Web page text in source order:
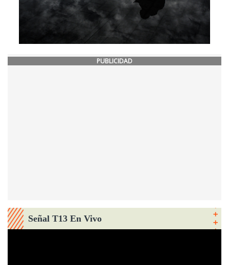
PUBLICIDAD
Señal T13 En Vivo